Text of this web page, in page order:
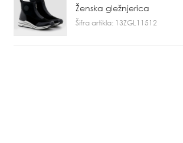
Ženska gležnjerica
Šifra artikla: 13ZGL11512